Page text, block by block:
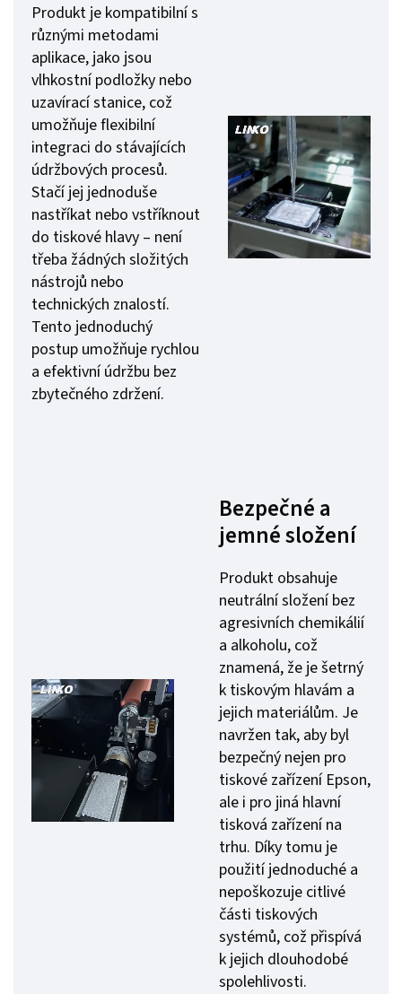
Produkt je kompatibilní s
různými metodami
aplikace, jako jsou
vlhkostní podložky nebo
uzavírací stanice, což
umožňuje flexibilní
integraci do stávajících
údržbových procesů.
Stačí jej jednoduše
nastříkat nebo vstříknout
do tiskové hlavy – není
třeba žádných složitých
nástrojů nebo
technických znalostí.
Tento jednoduchý
postup umožňuje rychlou
a efektivní údržbu bez
zbytečného zdržení.
Bezpečné a
jemné složení
Produkt obsahuje
neutrální složení bez
agresivních chemikálií
a alkoholu, což
znamená, že je šetrný
k tiskovým hlavám a
jejich materiálům. Je
navržen tak, aby byl
bezpečný nejen pro
tiskové zařízení Epson,
ale i pro jiná hlavní
tisková zařízení na
trhu. Díky tomu je
použití jednoduché a
nepoškozuje citlivé
části tiskových
systémů, což přispívá
k jejich dlouhodobé
spolehlivosti.